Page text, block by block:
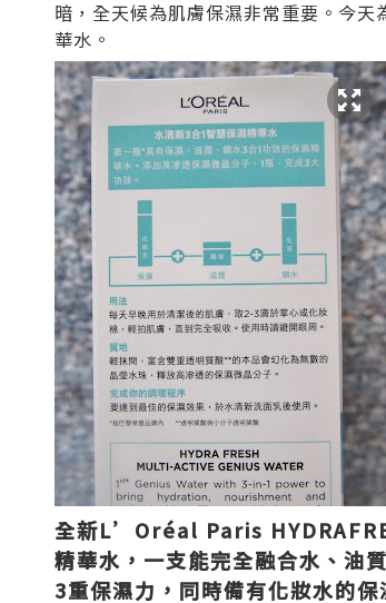
暗，全天候為肌膚保濕非常重要。今
華水。
全新L’Oréal Paris
精華水，一支能完全融合水、油
3重保濕力，同時備有化妝水的